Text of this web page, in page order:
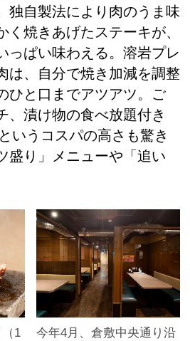
独自製法により肉のうま味
く焼きあげたステーキが、
っぱい味わえる。溶岩プレ
は、自分で焼き加減を調整
ひと口までアツアツ。ご
、漬け物の食べ放題付き
いうコスパの高さも驚き
盛り」メニューや「追い
1
今年4月、倉敷中央通り沿